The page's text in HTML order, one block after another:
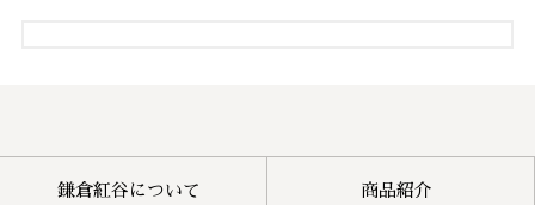
鎌倉紅谷について 商品紹介